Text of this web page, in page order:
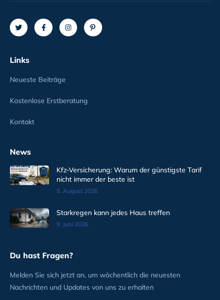
Links
Neueste Beiträge
Kostenlose Erstberatung
Kontakt
News
Kfz-Versicherung: Warum der günstigste Tarif
nicht immer der beste ist
5. August 2026
Starkregen kann jedes Haus treffen
9. Juni 2026
Du hast Fragen?
Melden Sie sich jetzt an, um wöchentlich die neuesten
Nachrichten und Updates von uns zu erhalten